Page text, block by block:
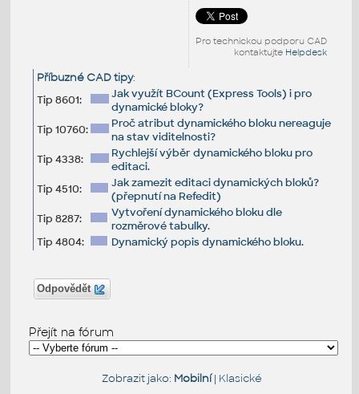
Pro technickou podporu CAD
kontaktujte Helpdesk
Příbuzné CAD tipy:
Tip 8601:
Jak využít BCount (Express Tools) i pro
dynamické bloky?
Tip 10760:
Proč atribut dynamického bloku nereaguje
na stav viditelnosti?
Tip 4338:
Rychlejší výběr dynamického bloku pro
editaci.
Tip 4510:
Jak zamezit editaci dynamických bloků?
(přepnutí na Refedit)
Tip 8287:
Vytvoření dynamického bloku dle
rozměrové tabulky.
Tip 4804:
Dynamický popis dynamického bloku.
Odpovědět
Přejít na fórum
Zobrazit jako: Mobilní| Klasické